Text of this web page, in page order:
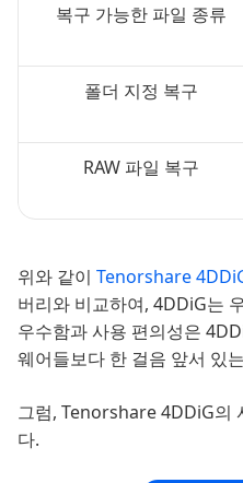
복구 가능한 파일 종류
폴더 지정 복구
RAW 파일 복구
위와 같이 Tenorshare
버리와 비교하여, 4DDiG는
우수함과 사용 편의성은
웨어들보다 한 걸음 앞서 있
그럼, Tenorshare 4DDiG의
다.